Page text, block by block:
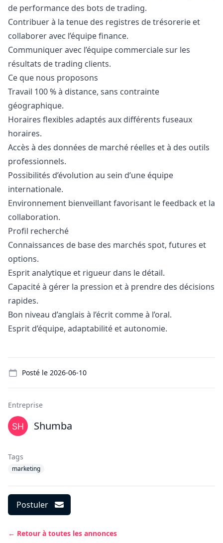
de performance des bots de trading.
Contribuer à la tenue des registres de trésorerie et
collaborer avec l’équipe finance.
Communiquer avec l’équipe commerciale sur les
résultats de trading clients.
Ce que nous proposons
Travail 100 % à distance, sans contrainte
géographique.
Horaires flexibles adaptés aux différents fuseaux
horaires.
Accès à des données de marché réelles et à des outils
professionnels.
Possibilités d’évolution au sein d’une équipe
internationale.
Environnement bienveillant favorisant le feedback et la
collaboration.
Profil recherché
Connaissances de base des marchés spot, futures et
options.
Esprit analytique et rigueur dans le détail.
Capacité à gérer la pression et à prendre des décisions
rapides.
Bon niveau d’anglais à l’écrit comme à l’oral.
Esprit d’équipe, adaptabilité et autonomie.
Posté le 2026-06-10
Entreprise
Shumba
Tags
marketing
Postuler
← Retour à toutes les annonces